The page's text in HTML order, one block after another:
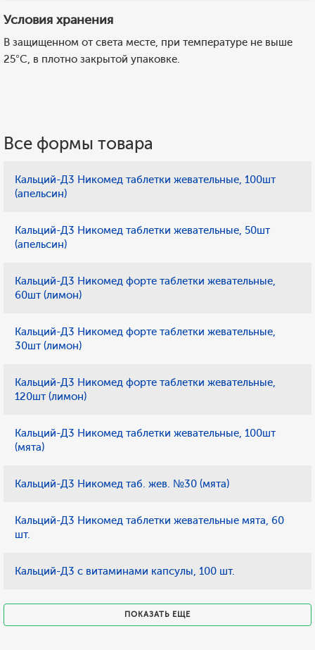
Условия хранения
В защищенном от света месте, при температуре не выше
25°C, в плотно закрытой упаковке.
Все формы товара
Кальций-Д3 Никомед таблетки жевательные, 100шт
(апельсин)
Кальций-Д3 Никомед таблетки жевательные, 50шт
(апельсин)
Кальций-Д3 Никомед форте таблетки жевательные,
60шт (лимон)
Кальций-Д3 Никомед форте таблетки жевательные,
30шт (лимон)
Кальций-Д3 Никомед форте таблетки жевательные,
120шт (лимон)
Кальций-Д3 Никомед таблетки жевательные, 100шт
(мята)
Кальций-Д3 Никомед таб. жев. №30 (мята)
Кальций-Д3 Никомед таблетки жевательные мята, 60
шт.
Кальций-Д3 с витаминами капсулы, 100 шт.
ПОКАЗАТЬ ЕЩЕ